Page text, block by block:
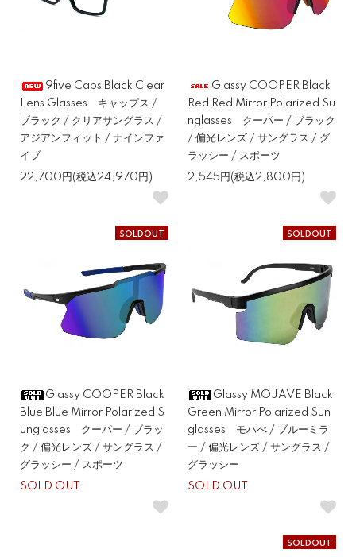
9five Caps Black Clear
Lens Glasses キャップス /
ブラック / クリアサングラス /
アジアンフィット / ナインファ
イブ
22,700円(税込24,970円)
Glassy COOPER Black
Red Red Mirror Polarized Su
nglasses クーパー / ブラック
/ 偏光レンズ / サングラス / グ
ラッシー / スポーツ
2,545円(税込2,800円)
SOLDOUT
Glassy COOPER Black
Blue Blue Mirror Polarized S
unglasses クーパー / ブラッ
ク / 偏光レンズ / サングラス /
グラッシー / スポーツ
SOLD OUT
SOLDOUT
Glassy MOJAVE Black
Green Mirror Polarized Sun
glasses モハべ / ブルーミラ
ー / 偏光レンズ / サングラス /
グラッシー
SOLD OUT
SOLDOUT